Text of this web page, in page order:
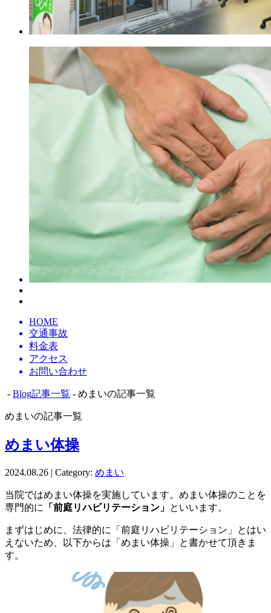
HOME
交通事故
料金表
アクセス
お問い合わせ
- Blog記事一覧 - めまいの記事一覧
めまいの記事一覧
めまい体操
2024.08.26 | Category: めまい
当院ではめまい体操を実施しています。めまい体操のことを
専門的に
「前庭リハビリテーション」 といいます。
まずはじめに、法律的に「前庭リハビリテーション」とはい
えないため、以下からは「めまい体操」と書かせて頂きま
す。